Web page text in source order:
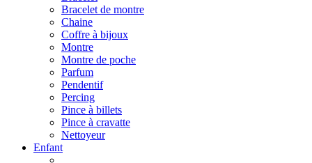
Bracelet de montre
Chaine
Coffre à bijoux
Montre
Montre de poche
Parfum
Pendentif
Percing
Pince à billets
Pince à cravatte
Nettoyeur
Enfant